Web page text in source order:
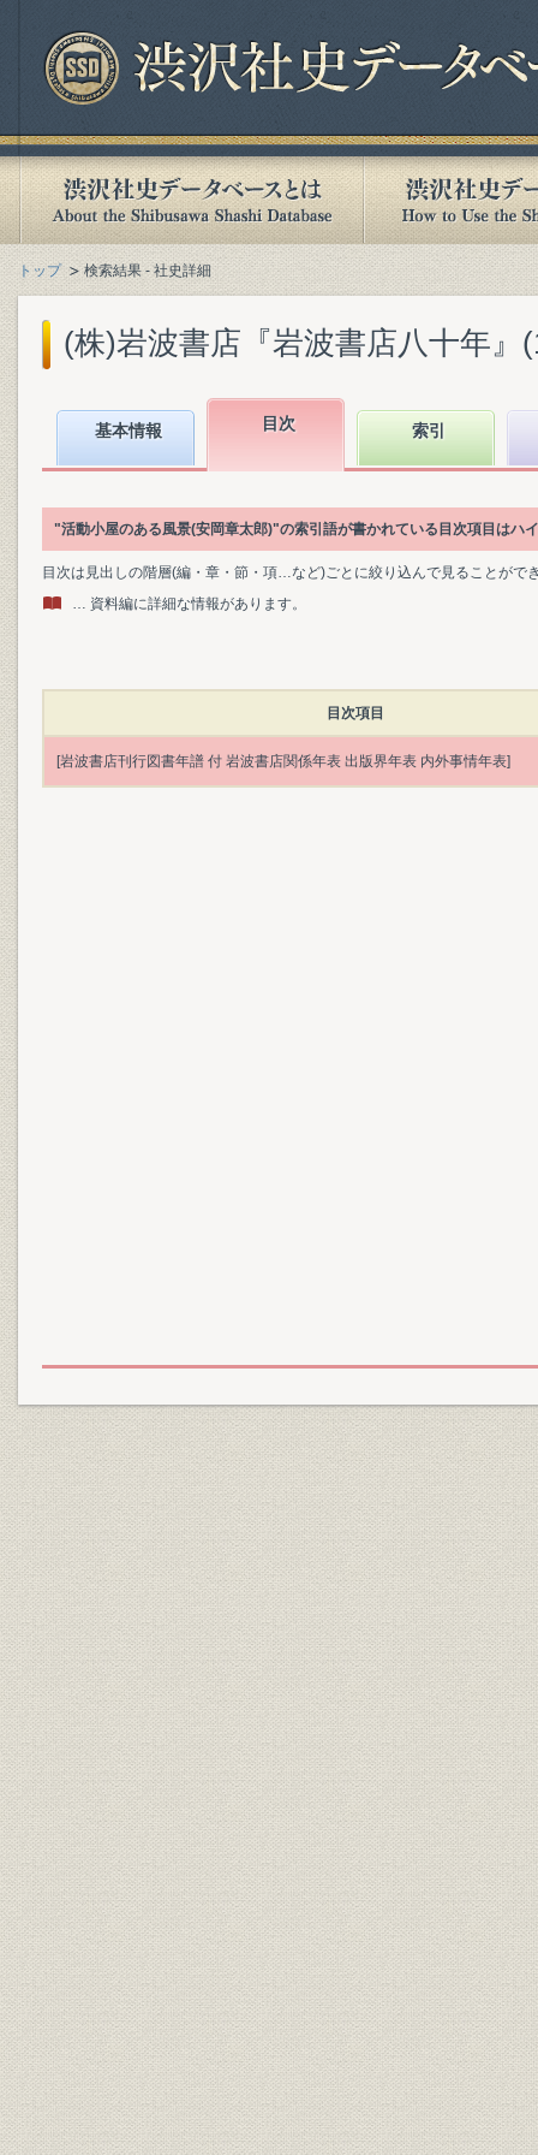
トップ 検索結果 - 社史詳細
(株)岩波書店『岩波書店八十年』
基本情報 目次 索引
"活動小屋のある風景(安岡章太郎)"の索引語が書かれている目次項目はハ
目次は見出しの階層(編・章・節・項…など)ごとに絞り込んで見ることがで
… 資料編に詳細な情報があります。
目次項目
[岩波書店刊行図書年譜 付 岩波書店関係年表 出版界年表 内外事情年表]